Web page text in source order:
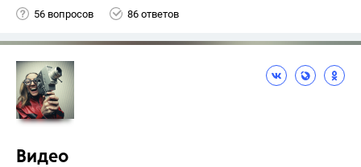
56 вопросов 86 ответов
Видео